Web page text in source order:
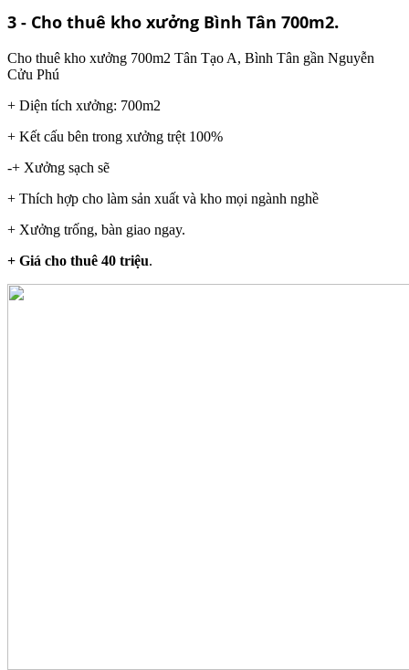
3 - Cho thuê kho xưởng Bình Tân 700m2.
Cho thuê kho xưởng 700m2 Tân Tạo A, Bình Tân gần Nguyễn
Cửu Phú
+ Diện tích xưởng: 700m2
+ Kết cấu bên trong xưởng trệt 100%
-+ Xưởng sạch sẽ
+ Thích hợp cho làm sản xuất và kho mọi ngành nghề
+ Xưởng trống, bàn giao ngay.
+ Giá cho thuê 40 triệu.